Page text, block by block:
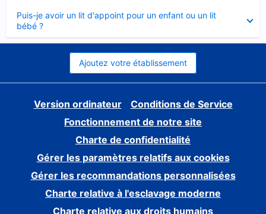
Puis-je avoir un lit d'appoint pour un enfant ou un lit
bébé ?
fermé
Ajoutez votre établissement
Version ordinateur
Conditions de Service
Fonctionnement de notre site
Charte de confidentialité
Gérer les paramètres relatifs aux cookies
Gérer les recommandations personnalisées
Charte relative à l'esclavage moderne
Charte relative aux droits humains